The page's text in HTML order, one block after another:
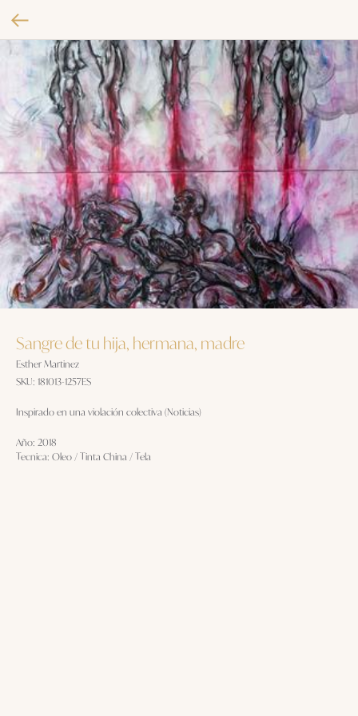
Sangre de tu hija, hermana, madre
Esther Martinez
SKU: 181013-1257ES
Inspirado en una violación colectiva (Noticias)
Año: 2018
Tecnica: Oleo / Tinta China / Tela